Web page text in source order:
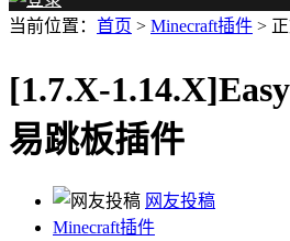
当前位置： 首页 > Minecraft插件 >
[1.7.X-
易跳板插件
网友投稿
Minecraft插件